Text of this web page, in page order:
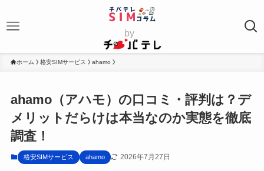
by
ホーム 格安SIMサービス ahamo
ahamo（アハモ）の口コミ・評判は？デ
メリットだらけは本当なのか実態を徹底
調査！
格安SIMサービス ahamo 2026年7月27日